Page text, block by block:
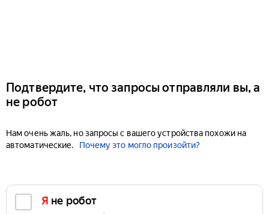
Подтвердите, что запросы отправляли вы, а
не робот
Нам очень жаль, но запросы с вашего устройства похожи на
автоматические.
Почему это могло произойти?
Я не робот